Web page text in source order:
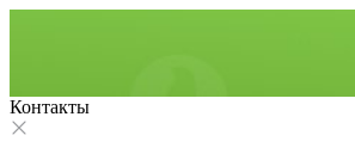
Контакты